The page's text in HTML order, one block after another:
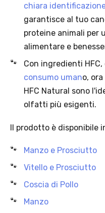
chiara
garantisce al tuo
proteine animali per
alimentare e
Con ingredienti
consumo umano,
HFC Natural sono
olfatti più esigenti.
Il prodotto è disponibile
Manzo e Prosciutto
Vitello e Prosciutto
Coscia di Pollo
Manzo
· Durata: offerta valida per 2
· Effetto sul carrello: una
offerta, l’intero carrello viene
corriere standard).
kg complessivi (peso lordo